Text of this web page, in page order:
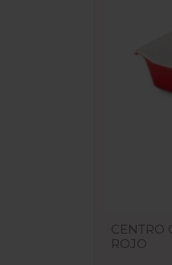
CENTRO
ROJO